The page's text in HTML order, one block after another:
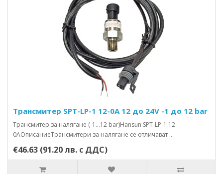
Трансмитер SPT-LP-1 12-0A 12 до 24V -1 до 12 bar
Трансмитер за налягане (-1…12 bar)Hansun SPT-LP-1 12-
0AОписаниеТрансмитери за налягане се отличават ..
€46.63 (91.20 лв. с ДДС)